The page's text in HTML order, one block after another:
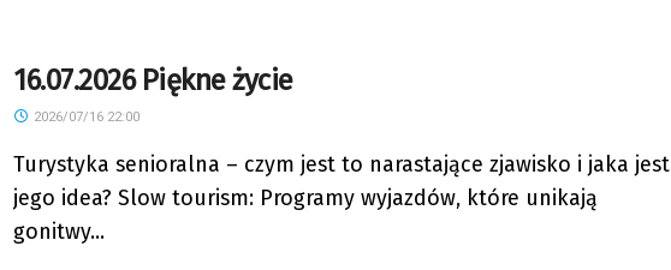
16.07.2026 Piękne życie
2026/07/16 22:00
Turystyka senioralna – czym jest to narastające zjawisko i jaka jest
jego idea? Slow tourism: Programy wyjazdów, które unikają
gonitwy...